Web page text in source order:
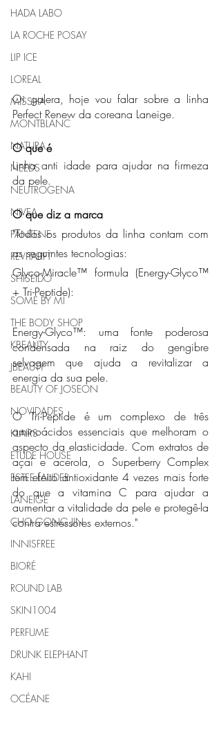
HADA LABO
LA ROCHE POSAY
LIP ICE
LOREAL
MISSHA
MONTBLANC
NATURA
NEEDS
NEUTROGENA
NIVEA
PANTENE
REVITALIFT
SHISEIDO
SOME BY MI
THE BODY SHOP
KBEAUTY
JBEAUTY
BEAUTY OF JOSEON
NOVIDADES
KLAIRS
ETUDE HOUSE
ESTEE LAUDER
LANEIGE
CHO GONG JIN
INNISFREE
BIORÉ
ROUND LAB
SKIN1004
PERFUME
DRUNK ELEPHANT
KAHI
OCÉANE
Oi galera, hoje vou falar sobre a linha
Perfect Renew da coreana Laneige.
O que é
Linha anti idade para ajudar na firmeza
da pele.
O que diz a marca
"Todos os produtos da linha contam com
as seguintes tecnologias:
Glyco-Miracle™ formula (Energy-Glyco™
+ Tri-Peptide):
Energy-Glyco™: uma fonte poderosa
condensada na raiz do gengibre
selvagem que ajuda a revitalizar a
energia da sua pele.
O Tri-Peptide é um complexo de três
aminoácidos essenciais que melhoram o
aspecto da elasticidade. Com extratos de
açaí e acerola, o Superberry Complex
tem efeito antioxidante 4 vezes mais forte
do que a vitamina C para ajudar a
aumentar a vitalidade da pele e protegê-la
contra estressores externos."